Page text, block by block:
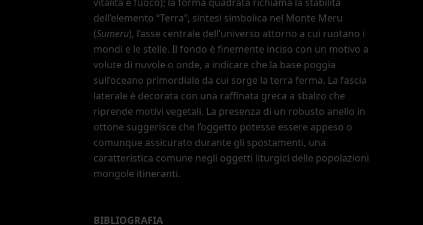
dell’elemento “Terra”, sintesi simbolica nel Monte Meru
(Sumeru), l’asse centrale dell’universo attorno a cui ruotano i
mondi e le stelle. Il fondo è finemente inciso con un motivo a
volute di nuvole o onde, a indicare che la base poggia
sull’oceano primordiale da cui sorge la terra ferma. La fascia
laterale è decorata con una raffinata greca a sbalzo che
riprende motivi vegetali. La presenza di un robusto anello in
ottone suggerisce che l’oggetto potesse essere appeso o
comunque assicurato durante gli spostamenti, una
caratteristica comune negli oggetti liturgici delle popolazioni
mongole itineranti.
BIBLIOGRAFIA